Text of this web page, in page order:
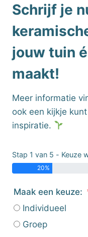
Schrijf je
jouw tuin
maakt!
Meer informatie
ook een kijkje
inspiratie.
Stap 1 van 5 - Keuze
20%
Maak een keuze:
Individueel
Groep